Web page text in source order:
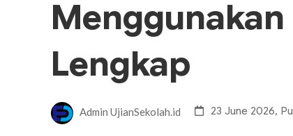
Menggunakan
Lengkap
Admin UjianSekolah.id 23 June 2026,